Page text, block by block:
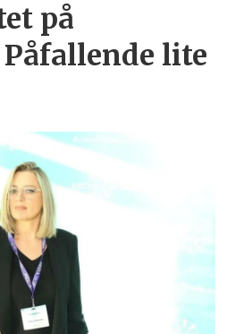
på
lite